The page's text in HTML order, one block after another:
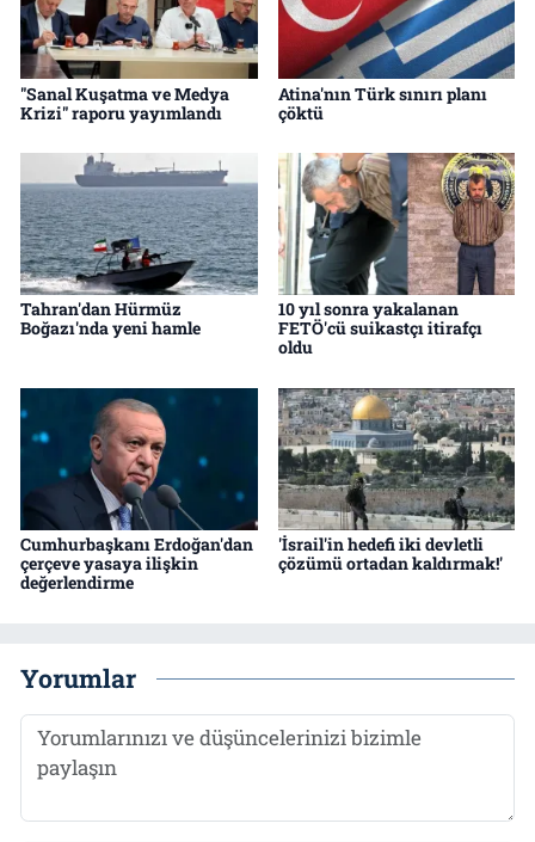
"Sanal Kuşatma ve Medya
Krizi" raporu yayımlandı
Atina'nın Türk sınırı planı
çöktü
Tahran'dan Hürmüz
Boğazı'nda yeni hamle
10 yıl sonra yakalanan
FETÖ'cü suikastçı itirafçı
oldu
Cumhurbaşkanı Erdoğan'dan
çerçeve yasaya ilişkin
değerlendirme
'İsrail'in hedefi iki devletli
çözümü ortadan kaldırmak!'
Yorumlar